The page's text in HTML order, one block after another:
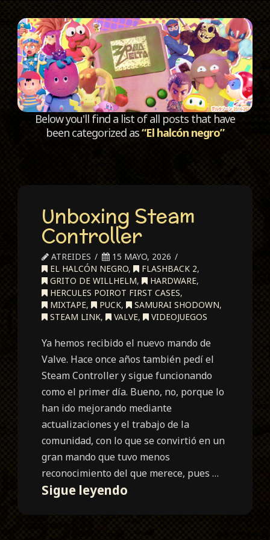
Below you'll find a list of all posts that have
been categorized as“El halcón negro”
Unboxing Steam
Controller
ATREIDES
15 MAYO, 2026
EL HALCÓN NEGRO, FLASHBACK 2,
GRITO DE WILLHELM, HARDWARE,
HERCULES POIROT FIRST CASES,
MIXTAPE, PUCK, SAMURAI SHODOWN,
STEAM LINK, VALVE, VIDEOJUEGOS
Ya hemos recibido el nuevo mando de
Valve. Hace once años también pedí el
Steam Controller y sigue funcionando
como el primer día. Bueno, no, porque lo
han ido mejorando mediante
actualizaciones y el trabajo de la
comunidad, con lo que se convirtió en un
gran mando que tuvo menos
reconocimiento del que merece, pues …
Sigue leyendo
Controller